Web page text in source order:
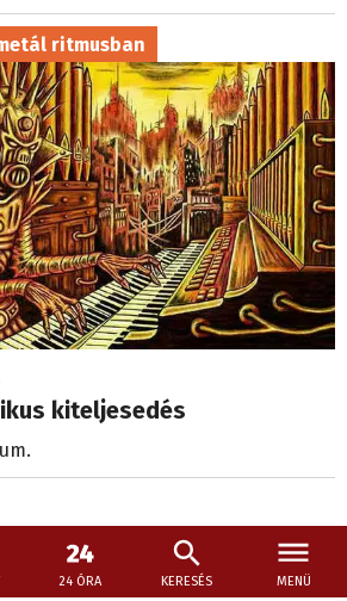
24 ÓRA KERESÉS MENÜ
ritmusban
kiteljesedés